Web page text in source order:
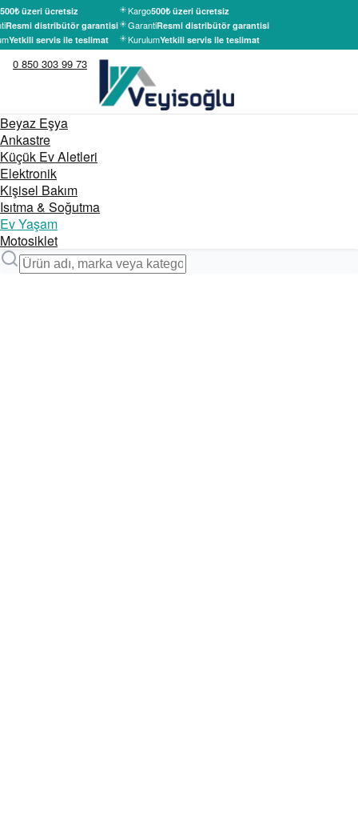
üzeri ücretsiz
Resmi distribütör garantisi
Yetkili servis ile teslimat
Kargo500₺ üzeri ücretsiz
GarantiResmi distribütör garantisi
KurulumYetkili servis ile teslimat
0 850 303 99 73
Beyaz Eşya
Ankastre
Küçük Ev Aletleri
Elektronik
Kişisel Bakım
Isıtma & Soğutma
Ev Yaşam
Motosiklet